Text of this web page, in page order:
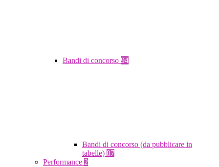
Bandi di concorso 94
Bandi di concorso (da pubblicare in
tabelle) 87
Performance 2